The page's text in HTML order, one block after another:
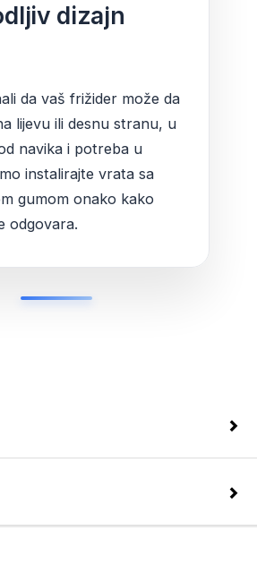
dizajn
da vaš frižider može da
lijevu ili desnu stranu, u
navika i potreba u
instalirajte vrata sa
gumom onako kako
odgovara.